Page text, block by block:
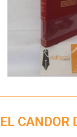
EL CANDOR